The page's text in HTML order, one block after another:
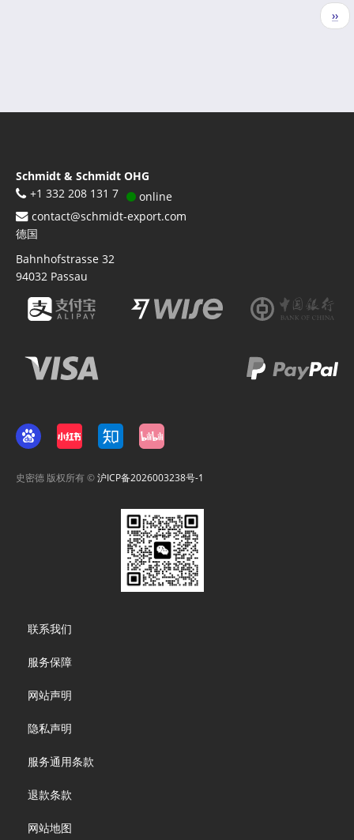
下
一
››
Schmidt & Schmidt OHG
+1 332 208 131 7
online
contact@schmidt-export.com
德国
Bahnhofstrasse 32
94032 Passau
史密德 版权所有 ©沪ICP备2026003238号-1
menu
联系我们
服务保障
网站声明
隐私声明
服务通用条款
退款条款
网站地图